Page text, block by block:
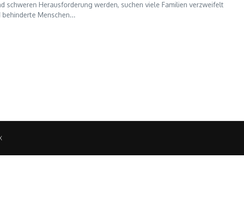
Herausforderung werden, suchen viele Familien verzweifelt
Menschen...